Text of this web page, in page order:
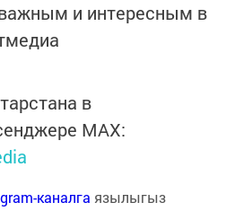
и интересным в
в
MАХ:
каналга язылыгыз